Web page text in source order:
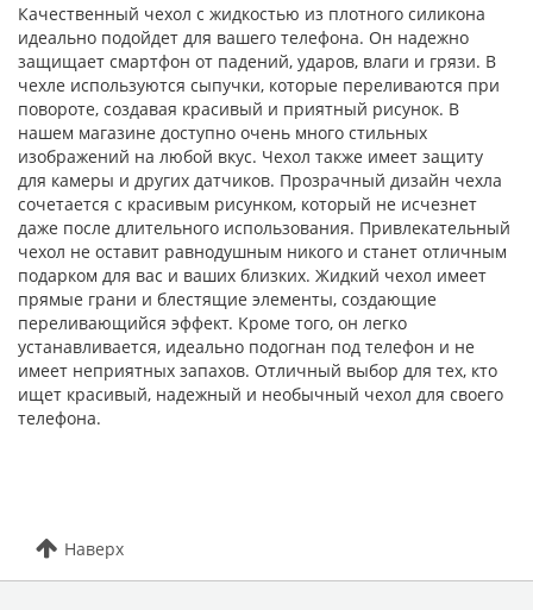
Качественный чехол с жидкостью из плотного силикона
идеально подойдет для вашего телефона. Он надежно
защищает смартфон от падений, ударов, влаги и грязи. В
чехле используются сыпучки, которые переливаются при
повороте, создавая красивый и приятный рисунок. В
нашем магазине доступно очень много стильных
изображений на любой вкус. Чехол также имеет защиту
для камеры и других датчиков. Прозрачный дизайн чехла
сочетается с красивым рисунком, который не исчезнет
даже после длительного использования. Привлекательный
чехол не оставит равнодушным никого и станет отличным
подарком для вас и ваших близких. Жидкий чехол имеет
прямые грани и блестящие элементы, создающие
переливающийся эффект. Кроме того, он легко
устанавливается, идеально подогнан под телефон и не
имеет неприятных запахов. Отличный выбор для тех, кто
ищет красивый, надежный и необычный чехол для своего
телефона.
Наверх